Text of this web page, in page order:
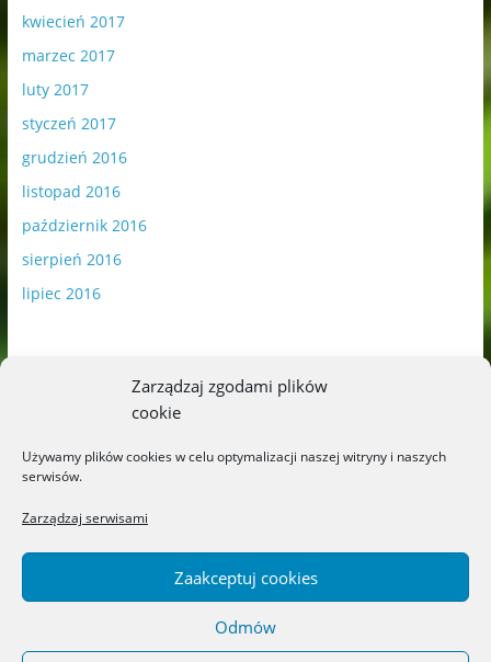
Zarządzaj zgodami plików
cookie
Używamy plików cookies w celu optymalizacji naszej witryny i naszych
serwisów.
Zarządzaj serwisami
Zaakceptuj cookies
Odmów
kwiecień 2017
marzec 2017
luty 2017
styczeń 2017
grudzień 2016
listopad 2016
październik 2016
sierpień 2016
lipiec 2016
Blog o książkach dla dzieci i młodzieży –